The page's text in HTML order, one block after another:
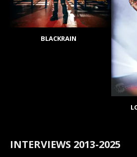
BLACKRAIN
INTERVIEWS 2013-2025